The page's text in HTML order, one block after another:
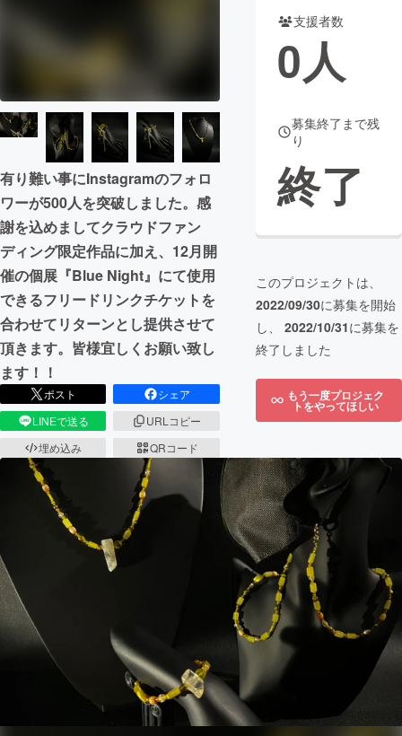
CAMPFIRE Creation
CAMPFIREふるさと納税machi-ya
有り難い事にInstagramのフォロ
ワーが500人を突破しました。感
謝を込めましてクラウドファン
ディング限定作品に加え、12月開
催の個展『Blue Night』にて使用
できるフリードリンクチケットを
合わせてリターンとし提供させて
頂きます。皆様宜しくお願い致し
ます！！
ポスト
シェア
LINEで送る
URLコピー
埋め込み
QRコード
支援者数
0人
募集終了まで残
り
終了
このプロジェクトは、
2022/09/30に募集を開始
し、 2022/10/31に募集を
終了しました
もう一度プロジェク
トをやってほしい